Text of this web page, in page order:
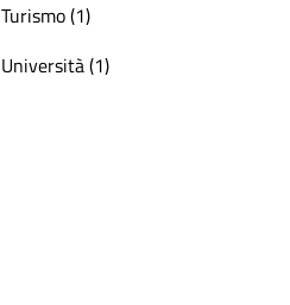
Turismo (1)
Università (1)